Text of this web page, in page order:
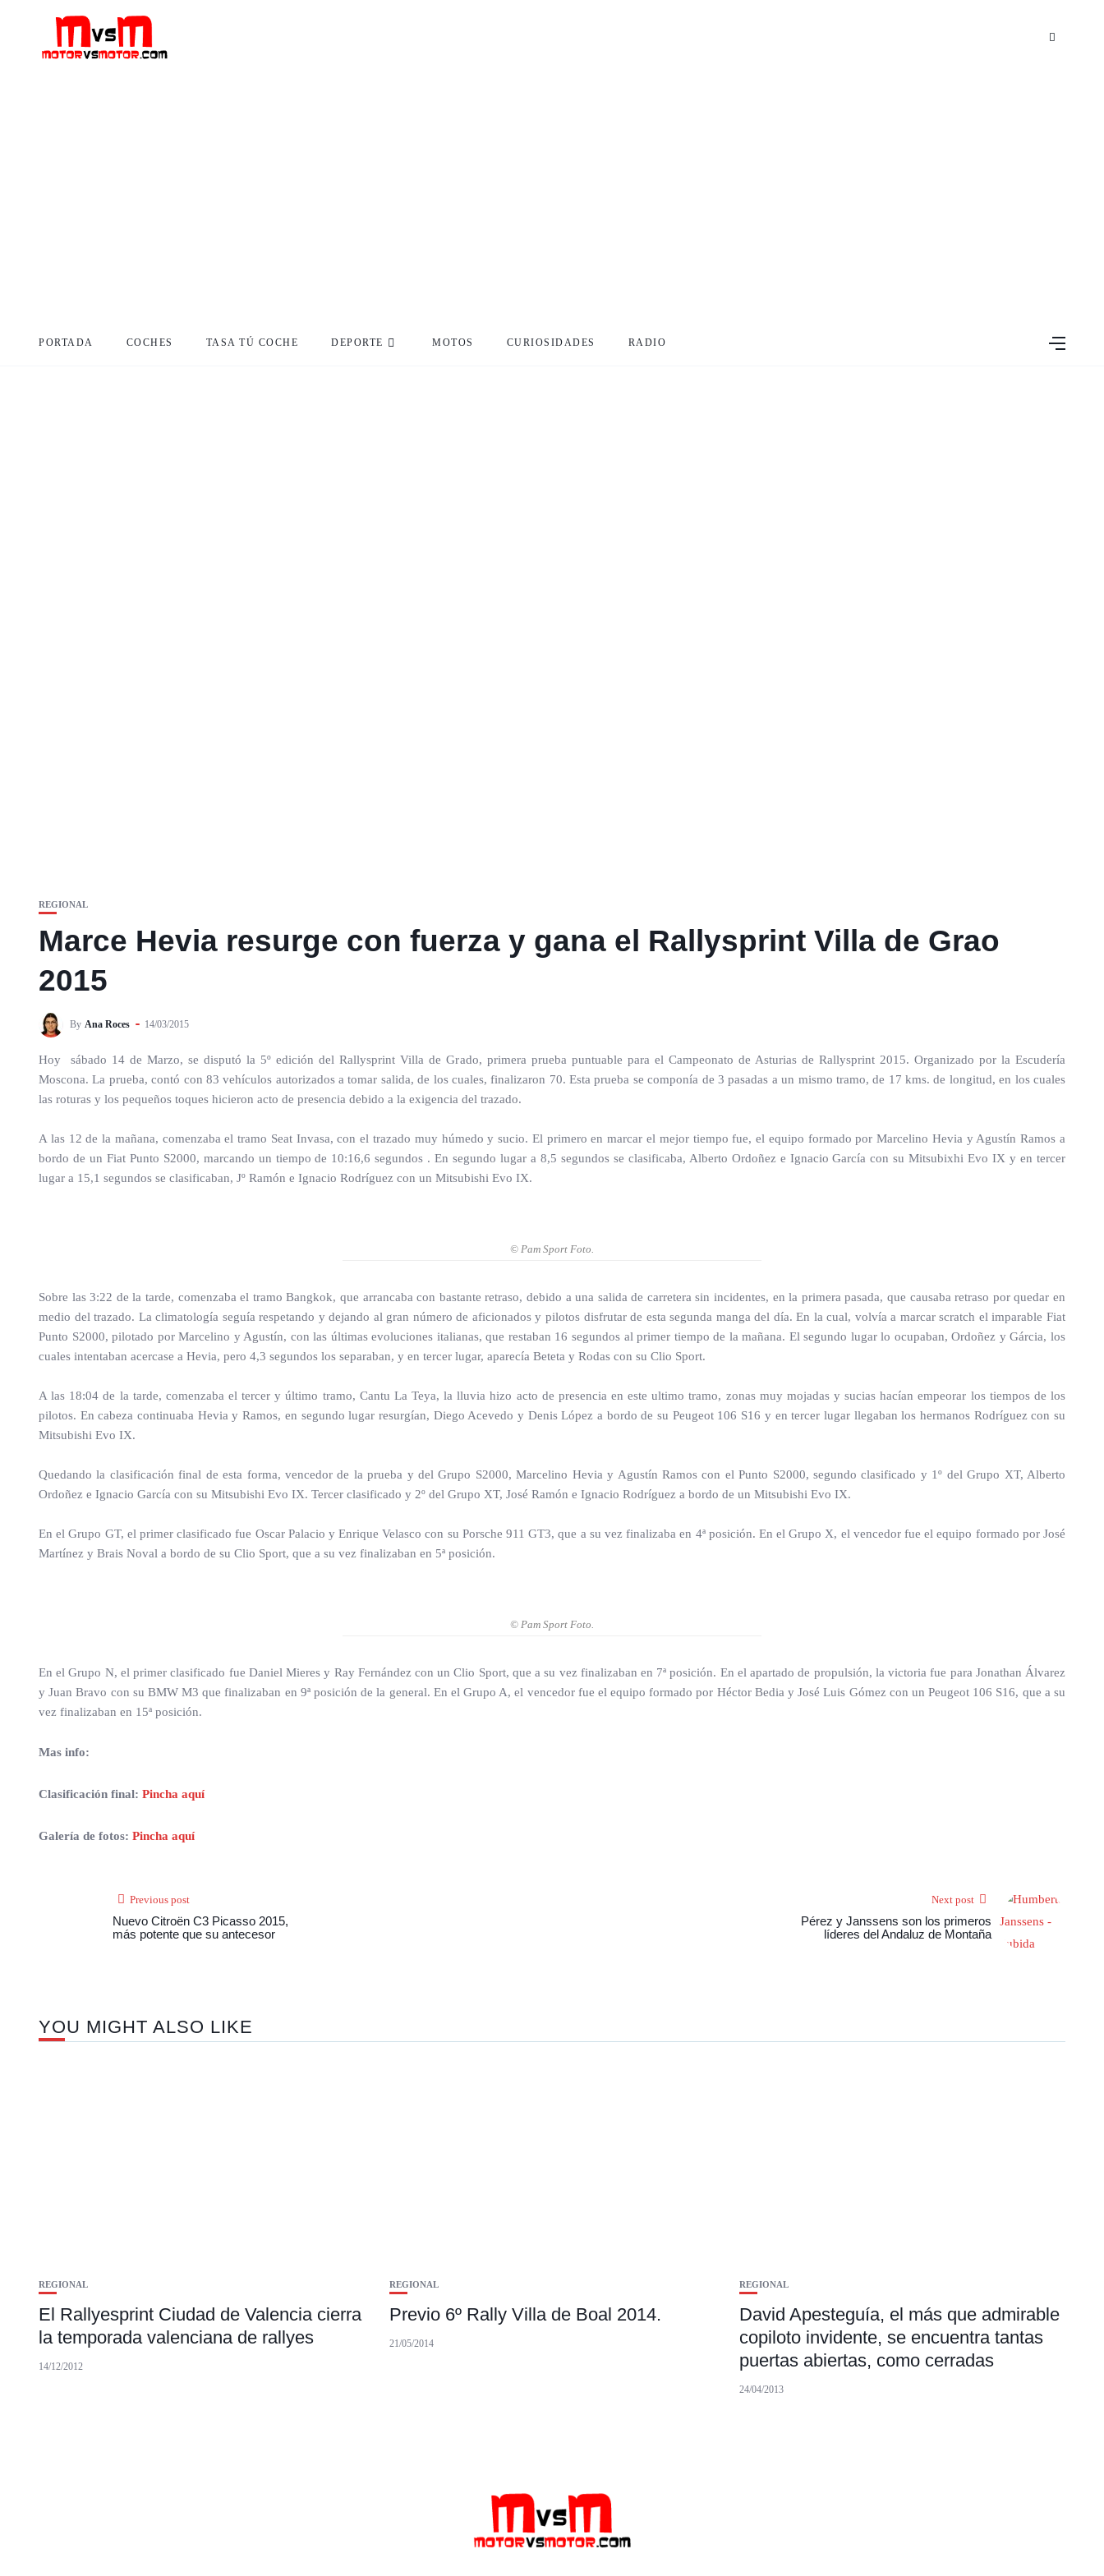
PORTADA COCHES TASA TÚ COCHE DEPORTE MOTOS CURIOSIDADES RADIO
REGIONAL
Marce Hevia resurge con fuerza y gana el Rallysprint Villa de Grao
2015
By Ana Roces 14/03/2015
Hoy sábado 14 de Marzo, se disputó la 5º edición del Rallysprint Villa de Grado, primera prueba puntuable para el Campeonato de Asturias de Rallysprint 2015. Organizado por la Escudería
Moscona. La prueba, contó con 83 vehículos autorizados a tomar salida, de los cuales, finalizaron 70. Esta prueba se componía de 3 pasadas a un mismo tramo, de 17 kms. de longitud, en los cuales
las roturas y los pequeños toques hicieron acto de presencia debido a la exigencia del trazado.
A las 12 de la mañana, comenzaba el tramo Seat Invasa, con el trazado muy húmedo y sucio. El primero en marcar el mejor tiempo fue, el equipo formado por Marcelino Hevia y Agustín Ramos a
bordo de un Fiat Punto S2000, marcando un tiempo de 10:16,6 segundos . En segundo lugar a 8,5 segundos se clasificaba, Alberto Ordoñez e Ignacio García con su Mitsubixhi Evo IX y en tercer
lugar a 15,1 segundos se clasificaban, Jº Ramón e Ignacio Rodríguez con un Mitsubishi Evo IX.
© Pam Sport Foto.
Sobre las 3:22 de la tarde, comenzaba el tramo Bangkok, que arrancaba con bastante retraso, debido a una salida de carretera sin incidentes, en la primera pasada, que causaba retraso por quedar en
medio del trazado. La climatología seguía respetando y dejando al gran número de aficionados y pilotos disfrutar de esta segunda manga del día. En la cual, volvía a marcar scratch el imparable Fiat
Punto S2000, pilotado por Marcelino y Agustín, con las últimas evoluciones italianas, que restaban 16 segundos al primer tiempo de la mañana. El segundo lugar lo ocupaban, Ordoñez y Gárcia, los
cuales intentaban acercase a Hevia, pero 4,3 segundos los separaban, y en tercer lugar, aparecía Beteta y Rodas con su Clio Sport.
A las 18:04 de la tarde, comenzaba el tercer y último tramo, Cantu La Teya, la lluvia hizo acto de presencia en este ultimo tramo, zonas muy mojadas y sucias hacían empeorar los tiempos de los
pilotos. En cabeza continuaba Hevia y Ramos, en segundo lugar resurgían, Diego Acevedo y Denis López a bordo de su Peugeot 106 S16 y en tercer lugar llegaban los hermanos Rodríguez con su
Mitsubishi Evo IX.
Quedando la clasificación final de esta forma, vencedor de la prueba y del Grupo S2000, Marcelino Hevia y Agustín Ramos con el Punto S2000, segundo clasificado y 1º del Grupo XT, Alberto
Ordoñez e Ignacio García con su Mitsubishi Evo IX. Tercer clasificado y 2º del Grupo XT, José Ramón e Ignacio Rodríguez a bordo de un Mitsubishi Evo IX.
En el Grupo GT, el primer clasificado fue Oscar Palacio y Enrique Velasco con su Porsche 911 GT3, que a su vez finalizaba en 4ª posición. En el Grupo X, el vencedor fue el equipo formado por José
Martínez y Brais Noval a bordo de su Clio Sport, que a su vez finalizaban en 5ª posición.
© Pam Sport Foto.
En el Grupo N, el primer clasificado fue Daniel Mieres y Ray Fernández con un Clio Sport, que a su vez finalizaban en 7ª posición. En el apartado de propulsión, la victoria fue para Jonathan Álvarez
y Juan Bravo con su BMW M3 que finalizaban en 9ª posición de la general. En el Grupo A, el vencedor fue el equipo formado por Héctor Bedia y José Luis Gómez con un Peugeot 106 S16, que a su
vez finalizaban en 15ª posición.
Mas info:
Clasificación final: Pincha aquí
Galería de fotos: Pincha aquí
Previous post
Nuevo Citroën C3 Picasso 2015,
más potente que su antecesor
Next post
Pérez y Janssens son los primeros
líderes del Andaluz de Montaña
YOU MIGHT ALSO LIKE
REGIONAL
El Rallyesprint Ciudad de Valencia cierra
la temporada valenciana de rallyes
14/12/2012
REGIONAL
Previo 6º Rally Villa de Boal 2014.
21/05/2014
REGIONAL
David Apesteguía, el más que admirable
copiloto invidente, se encuentra tantas
puertas abiertas, como cerradas
24/04/2013